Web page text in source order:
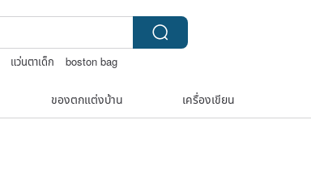
แว่นตาเด็ก
boston bag
ของตกแต่งบ้าน เครื่องเขียน